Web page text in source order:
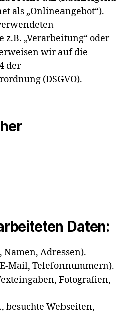
als „Onlineangebot“).
„Verarbeitung“ oder
wir auf die
der
(DSGVO).
Daten:
Namen, Adressen).
Mail, Telefonnummern).
Fotografien,
besuchte Webseiten,